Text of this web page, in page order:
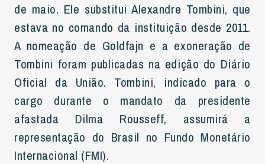
de maio. Ele substitui Alexandre Tombini, que
estava no comando da instituição desde 2011.
A nomeação de Goldfajn e a exoneração de
Tombini foram publicadas na edição do Diário
Oficial da União. Tombini, indicado para o
cargo durante o mandato da presidente
afastada Dilma Rousseff, assumirá a
representação do Brasil no Fundo Monetário
Internacional (FMI).